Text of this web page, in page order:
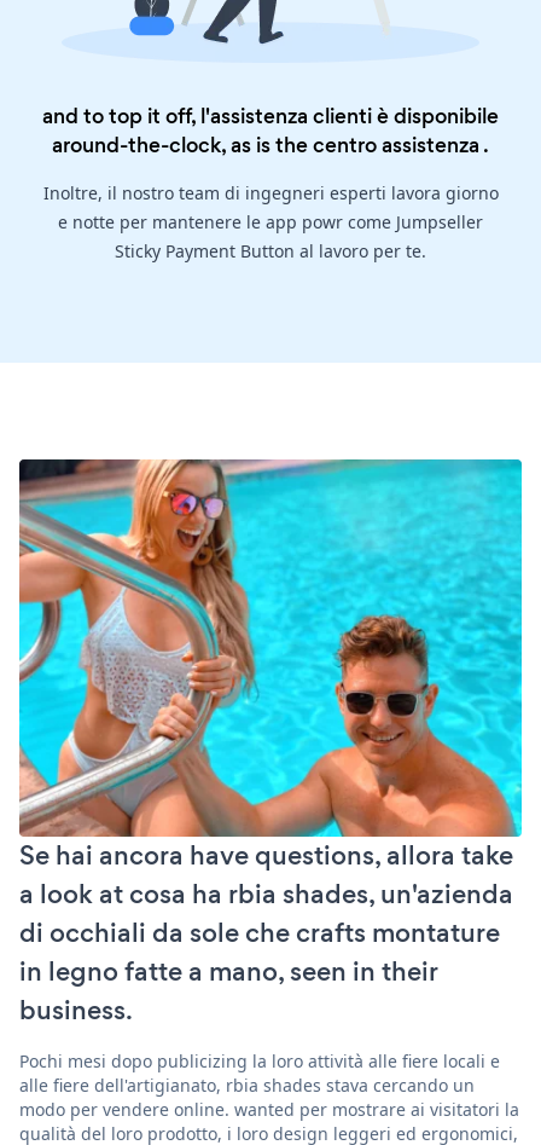
and to top it off, l'assistenza clienti è disponibile
around-the-clock, as is thecentro assistenza .
Inoltre, il nostro team di ingegneri esperti lavora giorno
e notte per mantenere le app powr come Jumpseller
Sticky Payment Button al lavoro per te.
Se hai ancora have questions, allora take
a look at cosa ha rbia shades, un'azienda
di occhiali da sole che crafts montature
in legno fatte a mano, seen in their
business.
Pochi mesi dopo publicizing la loro attività alle fiere locali e
alle fiere dell'artigianato, rbia shades stava cercando un
modo per vendere online. wanted per mostrare ai visitatori la
qualità del loro prodotto, i loro design leggeri ed ergonomici,